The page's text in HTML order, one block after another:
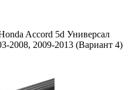
Accord 5d Универсал
2008, 2009-2013 (Вариант 4)